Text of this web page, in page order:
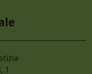
1